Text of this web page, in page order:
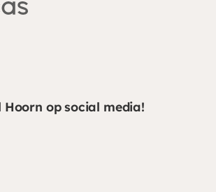
Hoorn op social media!
venster)
in nieuw venster)